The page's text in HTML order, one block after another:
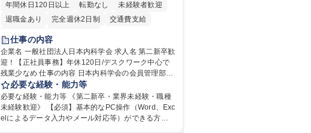
年間休日120日以上
転勤なし
未経験者歓迎
退職金あり
完全週休2日制
交通費支給
土日祝休み
仕事の内容
企業名 一般社団法人日本内科学会 求人名 第二新卒歓
迎！【正社員事務】年休120日/デスクワーク中心で
残業少なめ 仕事の内容 日本内科学会の会員管理部門
にて、医師（会員）の年会費徴収や住所等個人情報
の変更システム入力、電話・FAX対応をお任せしま
す。将来的には、各種委員会の運営事務局業務など
にも幅広く携わっていただきます。 【会員管理・デ
必要な経験・能力等
必要な経験・能力等 《第二新卒・業界未経験・職種
未経験歓迎》 【必須】基本的なPC操作（Word、Exc
elによるデータ入力やメール対応等）ができる方